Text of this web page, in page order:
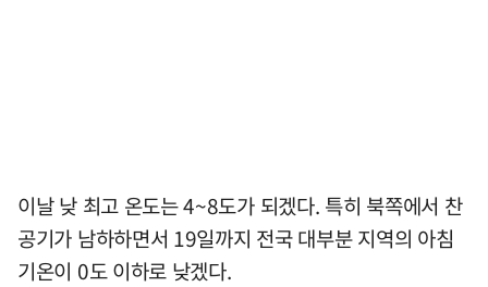
이날 낮 최고 온도는 4~8도가 되겠다. 특히 북쪽에서 찬
공기가 남하하면서 19일까지 전국 대부분 지역의 아침
기온이 0도 이하로 낮겠다.